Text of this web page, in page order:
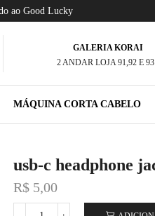
ao Good Lucky
GALERIA KORAI
2 ANDAR LOJA 91,92 E 93
MÁQUINA CORTA CABELO
usb-c headphone
R$ 5,00